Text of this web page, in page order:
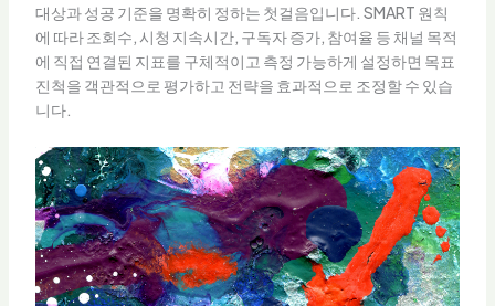
대상과 성공 기준을 명확히 정하는 첫걸음입니다. SMART 원칙
에 따라 조회수, 시청 지속시간, 구독자 증가, 참여율 등 채널 목적
에 직접 연결된 지표를 구체적이고 측정 가능하게 설정하면 목표
진척을 객관적으로 평가하고 전략을 효과적으로 조정할 수 있습
니다.